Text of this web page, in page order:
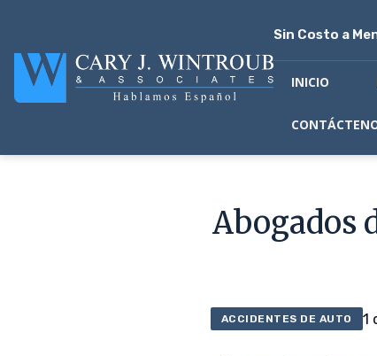
Sin Costo a
INICIO
Abogados
ACCIDENTES DE AUTO 1